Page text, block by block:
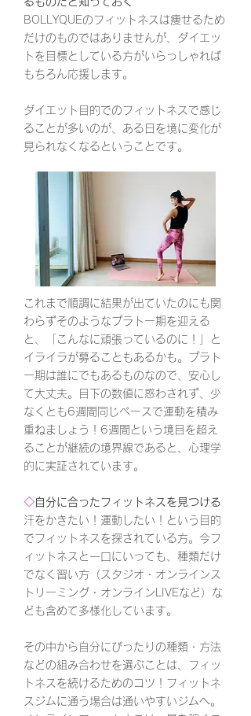
BOLLYQUEのフィットネスは痩せるため
だけのものではありませんが、ダイエッ
トを目標としている方がいらっしゃれば
もちろん応援します。
ダイエット目的でのフィットネスで感じ
ることが多いのが、ある日を境に変化が
見られなくなるということです。
これまで順調に結果が出ていたのにも関
わらずそのようなプラトー期を迎える
と、「こんなに頑張っているのに！」と
イライラが募ることもあるかも。プラト
ー期は誰にでもあるものなので、安心し
て大丈夫。目下の数値に惑わされず、少
なくとも6週間同じペースで運動を積み
重ねましょう！6週間という境目を超え
ることが継続の境界線であると、心理学
的に実証されています。
◇自分に合ったフィットネスを見つける
汗をかきたい！運動したい！という目的
でフィットネスを探されている方。今フ
ィットネスと一口にいっても、種類だけ
でなく習い方（スタジオ・オンラインス
トリーミング・オンラインLIVEなど）な
ども含めて多様化しています。
その中から自分にぴったりの種類・方法
などの組み合わせを選ぶことは、フィッ
トネスを続けるためのコツ！フィットネ
スジムに通う場合は通いやすいジムへ。